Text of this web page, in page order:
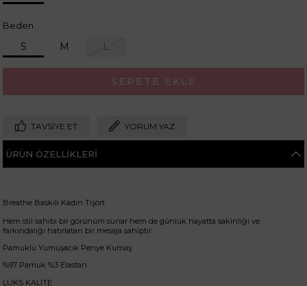
Beden
S M L
TAVSIYE ET YORUM YAZ
ÜRÜN ÖZELLIKLERI
Breathe Baskılı Kadın Tişört
Hem stil sahibi bir görünüm sunar hem de günlük hayatta sakinliği ve
farkındalığı hatırlatan bir mesaja sahiptir
Pamuklu Yumuşacık Penye Kumaş
%97 Pamuk %3 Elastan
LÜKS KALİTE